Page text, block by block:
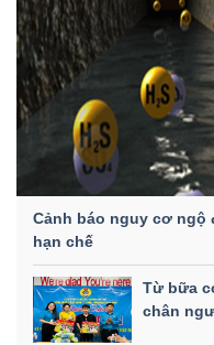
Cảnh báo nguy cơ ngộ
hạn chế
Từ bữa
chân